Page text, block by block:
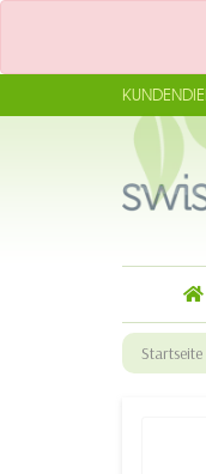
Startseite